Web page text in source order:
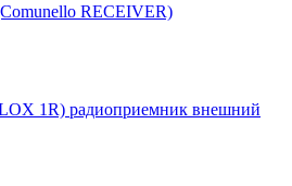
RECEIVER)
1R) радиоприемник внешний